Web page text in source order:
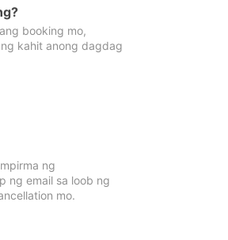
booking mo,
kahit anong dagdag
ng
ng email sa loob ng
mo.